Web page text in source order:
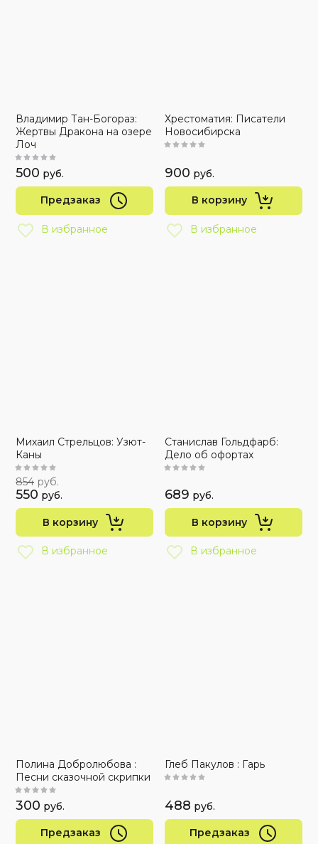
Владимир Тан-Богораз:
Жертвы Дракона на озере
Лоч
500 руб.
Предзаказ
В избранное
Хрестоматия: Писатели
Новосибирска
900 руб.
В корзину
В избранное
Михаил Стрельцов: Узют-
Каны
854 руб.
550 руб.
В корзину
В избранное
Станислав Гольдфарб:
Дело об офортах
689 руб.
В корзину
В избранное
Полина Добролюбова :
Песни сказочной скрипки
300 руб.
Предзаказ
Глеб Пакулов : Гарь
488 руб.
Предзаказ